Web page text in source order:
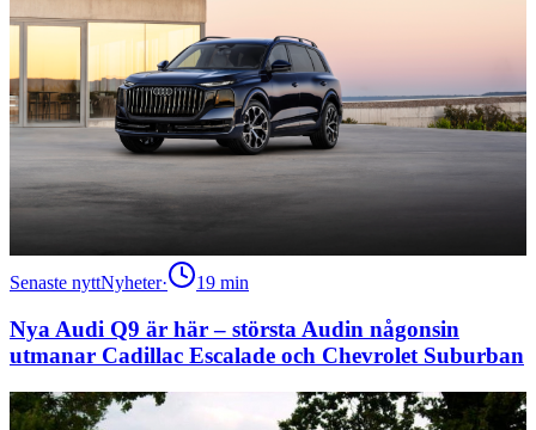
Senaste nyttNyheter· 19 min
Nya Audi Q9 är här – största Audin någonsin
utmanar Cadillac Escalade och Chevrolet Suburban